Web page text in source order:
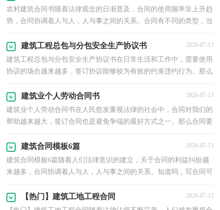
农村建筑合同书随着法律观念的日渐普及，合同的使用频率呈上升趋
势，合同协调着人与人，人与事之间的关系。合同有不同的类型，当
建筑工程总包与分包安全生产协议书 2026-07-13
建筑工程总包与分包安全生产协议书在日常生活和工作中，需要使用
协议的场合越来越多，签订协议能够较为有效的约束违约行为。那么
建筑业个人劳动合同书 2026-07-13
建筑业个人劳动合同书在人民愈发重视法律的社会中，合同对我们的
帮助越来越大，签订合同也是避免争端的最好方式之一。那么合同要
建筑合同模板6篇 2026-07-13
建筑合同模板6篇随着人们法律意识的建立，关于合同的利益纠纷越
来越多，合同协调着人与人，人与事之间的关系。知道吗，写合同可
【热门】建筑工地工程合同 2026-07-12